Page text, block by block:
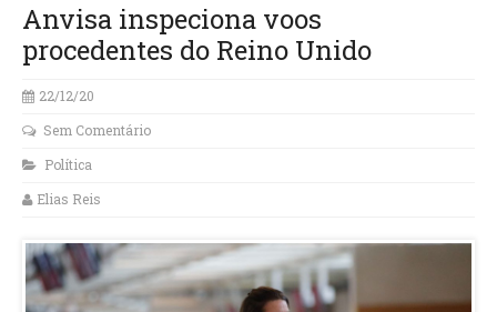
Anvisa inspeciona voos
procedentes do Reino Unido
22/12/20
Sem Comentário
Política
Elias Reis